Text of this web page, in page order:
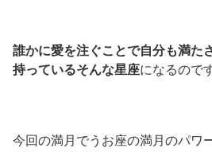
誰かに愛を注ぐことで自分も満た
持っているそんな星座になるので
今回の満月でうお座の満月のパワ